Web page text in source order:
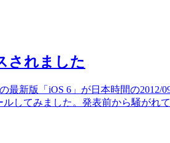
されました
最新版「iOS 6」が日本時間の
ルしてみました。発表前から騒がれ